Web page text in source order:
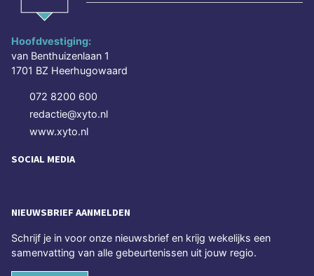
Hoofdvestiging:
van Benthuizenlaan 1
1701 BZ Heerhugowaard
072 8200 600
redactie@xyto.nl
www.xyto.nl
SOCIAL MEDIA
NIEUWSBRIEF AANMELDEN
Schrijf je in voor onze nieuwsbrief en krijg wekelijks een
samenvatting van alle gebeurtenissen uit jouw regio.